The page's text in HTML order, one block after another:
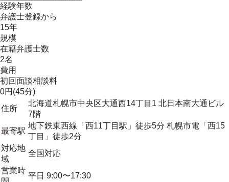
経験年数
弁護士登録から
15年
規模
在籍弁護士数
2名
費用
初回面談相談料
0円(45分)
住所
北海道札幌市中央区大通西14丁目1 北日本南大通ビル
7階
最寄駅
地下鉄東西線「西11丁目駅」徒歩5分 札幌市電「西15
丁目」徒歩2分
対応地
域
全国対応
営業時
平日 9:00〜17:30